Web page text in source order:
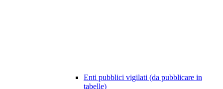
Enti pubblici vigilati (da pubblicare in
tabelle)